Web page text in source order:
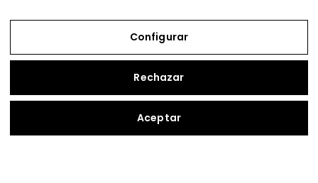
Ejea de los Caballeros (Zaragoza)
vivienda@adefo.com+34 976 67 72 72
Copyright © 2026 | Vive en Cinco Villas
Configurar
Rechazar
Aceptar